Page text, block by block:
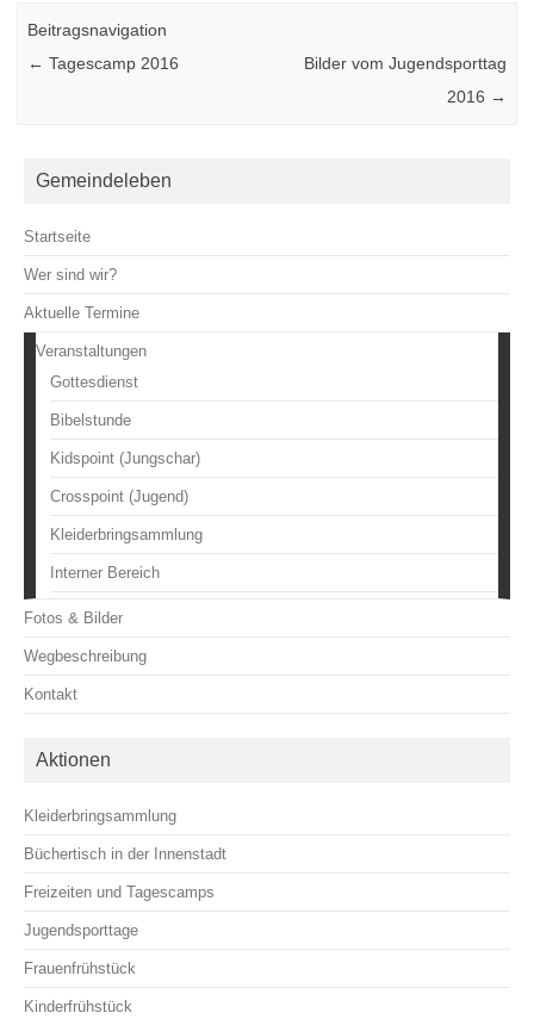
Beitragsnavigation
← Tagescamp 2016
Bilder vom Jugendsporttag
2016 →
Gemeindeleben
Startseite
Wer sind wir?
Aktuelle Termine
Veranstaltungen
Gottesdienst
Bibelstunde
Kidspoint (Jungschar)
Crosspoint (Jugend)
Kleiderbringsammlung
Interner Bereich
Fotos & Bilder
Wegbeschreibung
Kontakt
Aktionen
Kleiderbringsammlung
Büchertisch in der Innenstadt
Freizeiten und Tagescamps
Jugendsporttage
Frauenfrühstück
Kinderfrühstück